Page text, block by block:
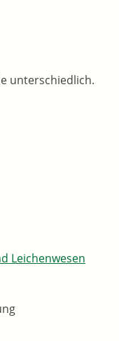
unterschiedlich.
Leichenwesen